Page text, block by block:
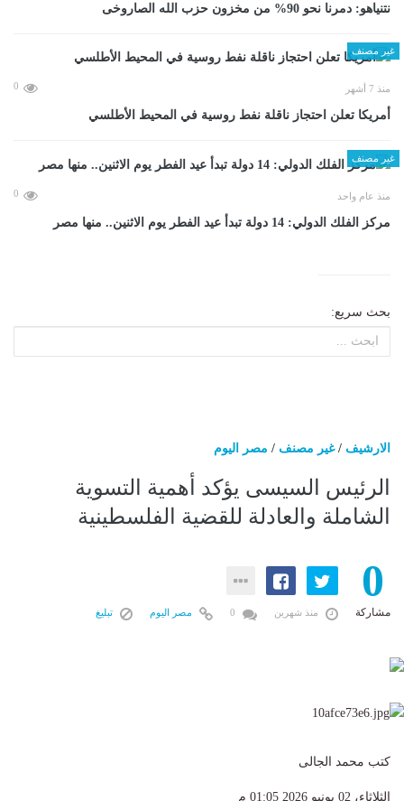
نتنياهو: دمرنا نحو 90% من مخزون حزب الله الصاروخى
غير مصنف
منذ 7 أشهر 0
أمريكا تعلن احتجاز ناقلة نفط روسية في المحيط الأطلسي
غير مصنف
منذ عام واحد 0
مركز الفلك الدولي: 14 دولة تبدأ عيد الفطر يوم الاثنين.. منها مصر
بحث سريع:
الارشيف /غير مصنف / مصر اليوم
الرئيس السيسى يؤكد أهمية التسوية
الشاملة والعادلة للقضية الفلسطينية
0
مشاركة منذ شهرين مصر اليوم تبليغ
كتب محمد الجالى
الثلاثاء، 02 يونيو 2026 01:05 م